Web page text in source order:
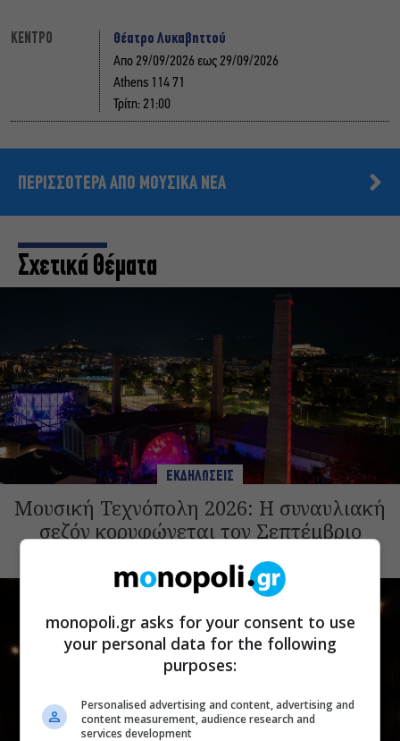
ΚΕΝΤΡΟ Θέατρο Λυκαβηττού
Απο 29/09/2026 εως 29/09/2026
Athens 114 71
Τρίτη: 21:00
ΠΕΡΙΣΣΟΤΕΡΑ ΑΠΟ ΜΟΥΣΙΚΑ ΝΕΑ
Σχετικά Θέματα
ΕΚΔΗΛΩΣΕΙΣ
Μουσική Τεχνόπολη 2026: Η συναυλιακή
σεζόν κορυφώνεται τον Σεπτέμβριο
monopoli.gr asks for your consent to use
your personal data for the following
purposes:
Personalised advertising and content, advertising and
content measurement, audience research and
services development